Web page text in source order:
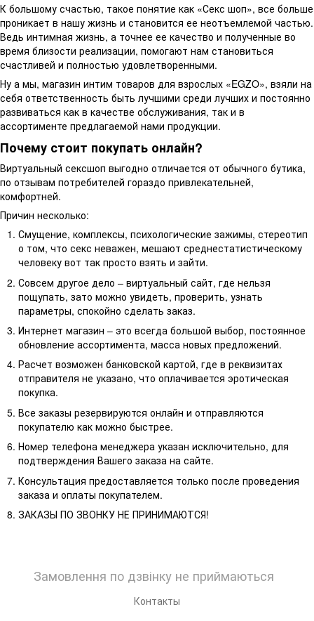
К большому счастью, такое понятие как «Секс шоп», все больше
проникает в нашу жизнь и становится ее неотъемлемой частью.
Ведь интимная жизнь, а точнее ее качество и полученные во
время близости реализации, помогают нам становиться
счастливей и полностью удовлетворенными.
Ну а мы, магазин интим товаров для взрослых «EGZO», взяли на
себя ответственность быть лучшими среди лучших и постоянно
развиваться как в качестве обслуживания, так и в
ассортименте предлагаемой нами продукции.
Почему стоит покупать онлайн?
Виртуальный сексшоп выгодно отличается от обычного бутика,
по отзывам потребителей гораздо привлекательней,
комфортней.
Причин несколько:
Смущение, комплексы, психологические зажимы, стереотип
о том, что секс неважен, мешают среднестатистическому
человеку вот так просто взять и зайти.
Совсем другое дело – виртуальный сайт, где нельзя
пощупать, зато можно увидеть, проверить, узнать
параметры, спокойно сделать заказ.
Интернет магазин – это всегда большой выбор, постоянное
обновление ассортимента, масса новых предложений.
Расчет возможен банковской картой, где в реквизитах
отправителя не указано, что оплачивается эротическая
покупка.
Все заказы резервируются онлайн и отправляются
покупателю как можно быстрее.
Номер телефона менеджера указан исключительно, для
подтверждения Вашего заказа на сайте.
Консультация предоставляется только после проведения
заказа и оплаты покупателем.
ЗАКАЗЫ ПО ЗВОНКУ НЕ ПРИНИМАЮТСЯ!
Замовлення по дзвінку не приймаються
Контакты